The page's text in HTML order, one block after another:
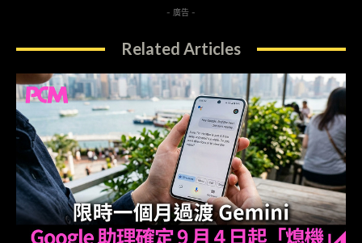
- 廣告 -
Related Articles